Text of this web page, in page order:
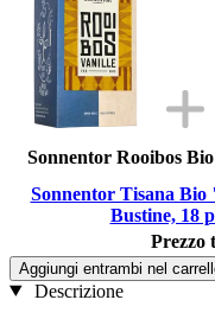
Sonnentor Rooibos
Sonnentor Tisana
Bustine, 18
Prezzo
Aggiungi entrambi nel
Descrizione